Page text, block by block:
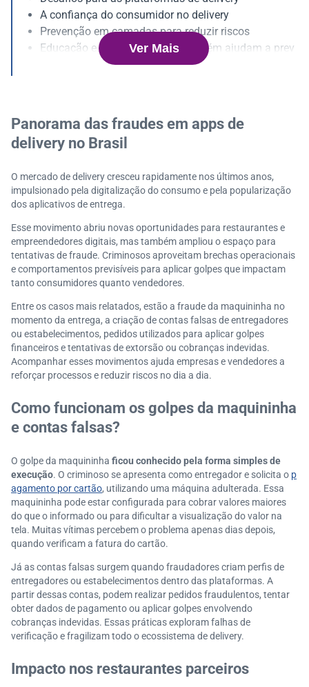
A confiança do consumidor no delivery
Prevenção em camadas para reduzir riscos
Educação e conscientização também ajudam a prev
Ver Mais
Panorama das fraudes em apps de
delivery no Brasil
O mercado de delivery cresceu rapidamente nos últimos anos,
impulsionado pela digitalização do consumo e pela popularização
dos aplicativos de entrega.
Esse movimento abriu novas oportunidades para restaurantes e
empreendedores digitais, mas também ampliou o espaço para
tentativas de fraude. Criminosos aproveitam brechas operacionais
e comportamentos previsíveis para aplicar golpes que impactam
tanto consumidores quanto vendedores.
Entre os casos mais relatados, estão a fraude da maquininha no
momento da entrega, a criação de contas falsas de entregadores
ou estabelecimentos, pedidos utilizados para aplicar golpes
financeiros e tentativas de extorsão ou cobranças indevidas.
Acompanhar esses movimentos ajuda empresas e vendedores a
reforçar processos e reduzir riscos no dia a dia.
Como funcionam os golpes da maquininha
e contas falsas?
O golpe da maquininha ficou conhecido pela forma simples de
execução. O criminoso se apresenta como entregador e solicita o p
agamento por cartão, utilizando uma máquina adulterada. Essa
maquininha pode estar configurada para cobrar valores maiores
do que o informado ou para dificultar a visualização do valor na
tela. Muitas vítimas percebem o problema apenas dias depois,
quando verificam a fatura do cartão.
Já as contas falsas surgem quando fraudadores criam perfis de
entregadores ou estabelecimentos dentro das plataformas. A
partir dessas contas, podem realizar pedidos fraudulentos, tentar
obter dados de pagamento ou aplicar golpes envolvendo
cobranças indevidas. Essas práticas exploram falhas de
verificação e fragilizam todo o ecossistema de delivery.
Impacto nos restaurantes parceiros